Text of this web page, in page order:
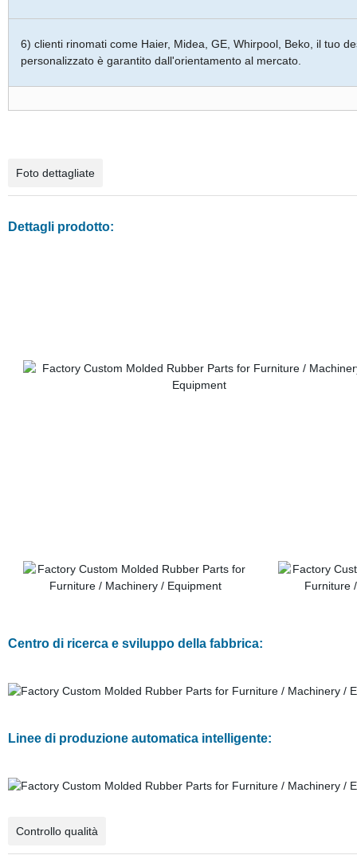
6) clienti rinomati come Haier, Midea, GE, Whirpool, Beko, il tuo
personalizzato è garantito dall'orientamento al mercato.
Foto dettagliate
Dettagli prodotto:
Centro di ricerca e sviluppo della fabbrica:
Linee di produzione automatica intelligente:
Controllo qualità